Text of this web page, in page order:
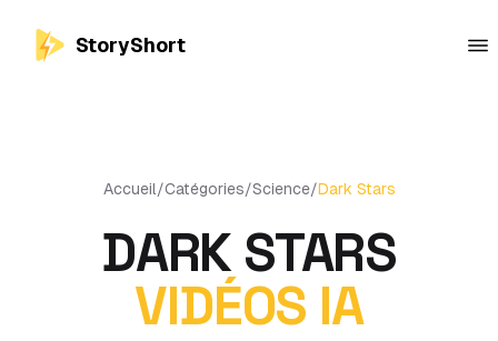
StoryShort
Accueil/Catégories/Science/Dark Stars
DARK STARS
VIDÉOS IA